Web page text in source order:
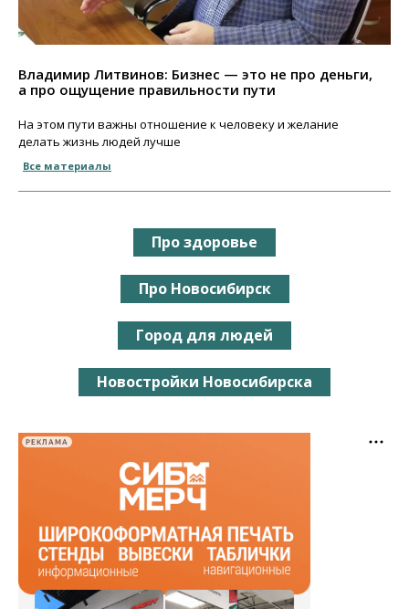
Владимир Литвинов: Бизнес — это не про деньги,
а про ощущение правильности пути
На этом пути важны отношение к человеку и желание
делать жизнь людей лучше
Все материалы
Про здоровье
Про Новосибирск
Город для людей
Новостройки Новосибирска
РЕКЛАМА